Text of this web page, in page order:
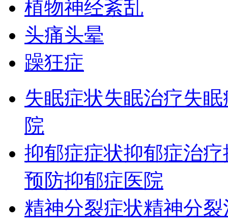
植物神经紊乱
头痛头晕
躁狂症
失眠症状失眠治疗失
院
抑郁症症状抑郁症治疗
预防抑郁症医院
精神分裂症状精神分裂